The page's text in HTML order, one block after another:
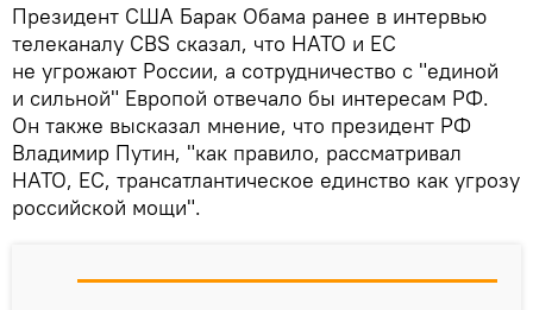
Президент США Барак Обама ранее в интервью
телеканалу CBS сказал, что НАТО и ЕС
не угрожают России, а сотрудничество с "единой
и сильной" Европой отвечало бы интересам РФ.
Он также высказал мнение, что президент РФ
Владимир Путин, "как правило, рассматривал
НАТО, ЕС, трансатлантическое единство как угрозу
российской мощи".